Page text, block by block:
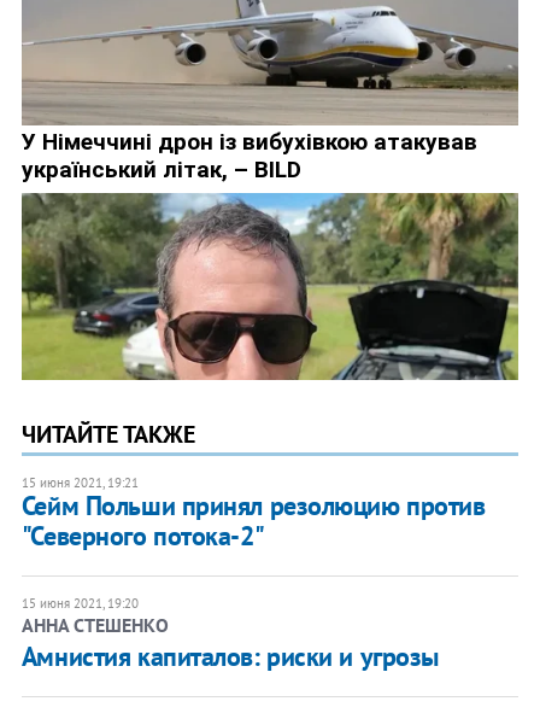
ЧИТАЙТЕ ТАКЖЕ
15 июня 2021, 19:21
Сейм Польши принял резолюцию против
"Северного потока-2"
15 июня 2021, 19:20
АННА СТЕШЕНКО
Амнистия капиталов: риски и угрозы